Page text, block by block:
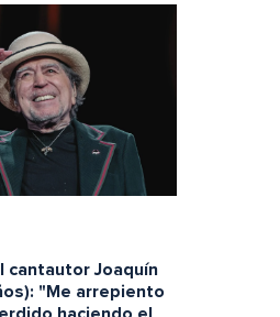
cantautor Joaquín
"Me arrepiento